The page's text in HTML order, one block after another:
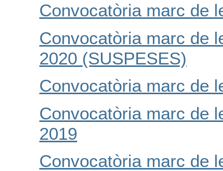
Convocatòria marc de
Convocatòria marc de
2020 (SUSPESES)
Convocatòria marc de
Convocatòria marc de
2019
Convocatòria marc de